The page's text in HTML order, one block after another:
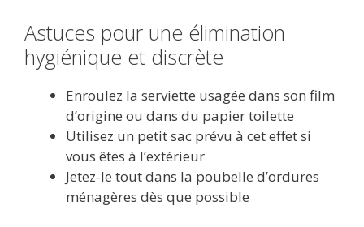
Astuces pour une élimination
hygiénique et discrète
Enroulez la serviette usagée dans son film
d’origine ou dans du papier toilette
Utilisez un petit sac prévu à cet effet si
vous êtes à l’extérieur
Jetez-le tout dans la poubelle d’ordures
ménagères dès que possible